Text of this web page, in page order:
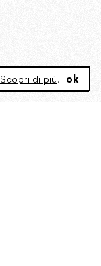
Scopri di più. ok